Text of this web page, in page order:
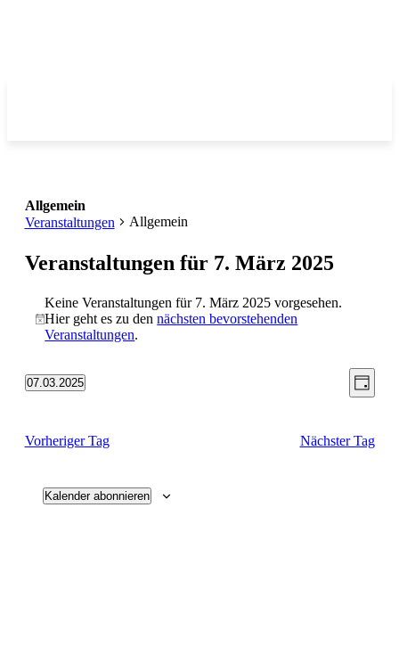
Allgemein
Veranstaltungen
Allgemein
Veranstaltungen für 7. März 2025
Hinweis
Keine Veranstaltungen für 7. März 2025 vorgesehen.
Hier geht es zu dennächsten bevorstehenden
Veranstaltungen.
Tag
07.03.2025
Vorheriger Tag
Nächster Tag
Kalender abonnieren